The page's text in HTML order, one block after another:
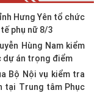
Hưng Yên tổ chức
phụ nữ 8/3
Hùng Nam kiểm
dự án trọng điểm
Bộ Nội vụ kiểm tra
tại Trung tâm Phục